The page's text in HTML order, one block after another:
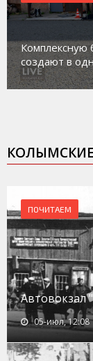
в одном из
ПОЧИТАЕМ
Автовокзал
05-июл, 12:08